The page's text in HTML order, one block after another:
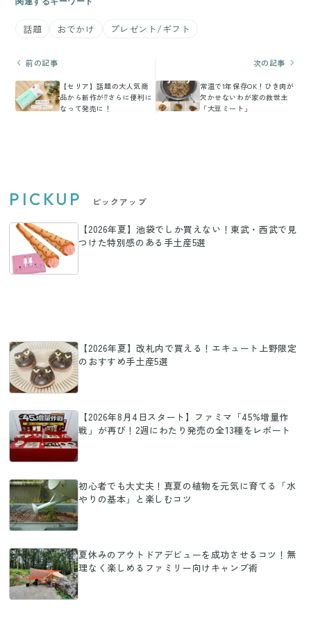
話題 おでかけ プレゼント/ギフト
前の記事
【セリア】話題の大人気商
品から新作が⁉︎さらに便利に
なって発売に！
次の記事
常温で1年保存OK！ひき肉が
欠かせないわが家の救世主
「大豆ミート」
PICKUP ピックアップ
【2026年夏】池袋でしか買えない！東武・西武で見
つけた特別感のある手土産5選
【2026年夏】改札内で買える！エキュート上野限定
のおすすめ手土産5選
【2026年8月4日スタート】ファミマ「45%増量作
戦」が再び！2週にわたり発売の全13種をレポート
初心者でも大丈夫！真夏の植物を元気に育てる「水
やりの基本」と楽しむコツ
夏休みのアウトドアデビューを成功させるコツ！無
理なく楽しめるファミリー向けキャンプ術